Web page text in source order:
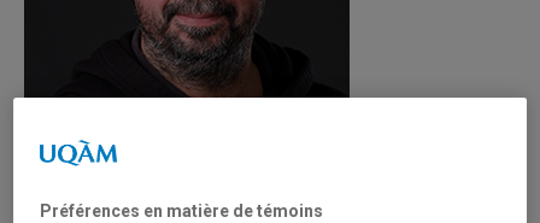
Préférences en matière de témoins